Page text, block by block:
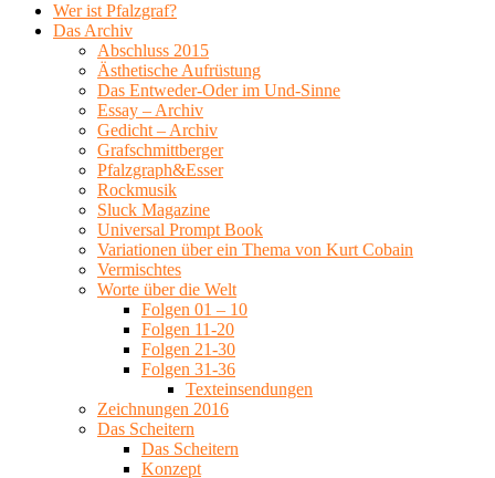
Wer ist Pfalzgraf?
Das Archiv
Abschluss 2015
Ästhetische Aufrüstung
Das Entweder-Oder im Und-Sinne
Essay – Archiv
Gedicht – Archiv
Grafschmittberger
Pfalzgraph&Esser
Rockmusik
Sluck Magazine
Universal Prompt Book
Variationen über ein Thema von Kurt Cobain
Vermischtes
Worte über die Welt
Folgen 01 – 10
Folgen 11-20
Folgen 21-30
Folgen 31-36
Texteinsendungen
Zeichnungen 2016
Das Scheitern
Das Scheitern
Konzept